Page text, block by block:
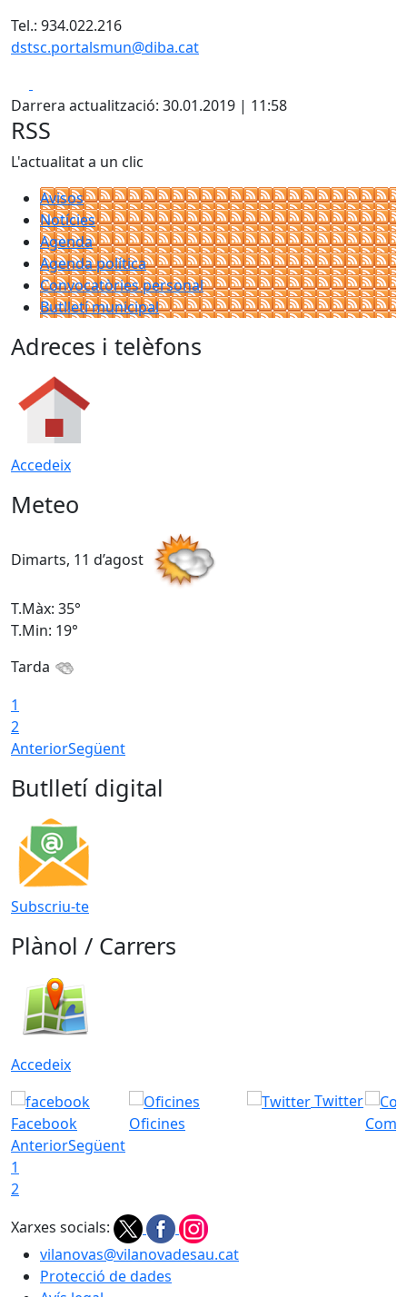
Tel.: 934.022.216
dstsc.portalsmun@diba.cat
Darrera actualització: 30.01.2019 | 11:58
RSS
L'actualitat a un clic
Avisos
Notícies
Agenda
Agenda política
Convocatòries personal
Butlletí municipal
Adreces i telèfons
Accedeix
Meteo
Dimarts, 11 d’agost
T.Màx: 35°
T.Min: 19°
Tarda
1
2
AnteriorSegüent
Butlletí digital
Subscriu-te
Plànol / Carrers
Accedeix
Facebook Oficines
Twitter
Com
AnteriorSegüent
1
2
Xarxes socials:
vilanovas@vilanovadesau.cat
Protecció de dades